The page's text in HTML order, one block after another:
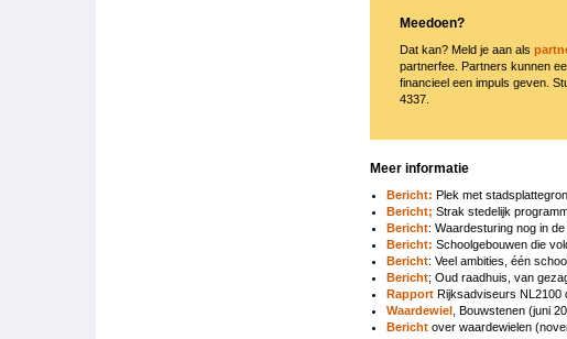
Meedoen?
Dat kan? Meld je aan als
partnerfee. Partners kunnen
financieel een impuls geven.
4337.
Meer informatie
Bericht: Plek met
Bericht; Strak stedelijk
Bericht: Waardesturing nog in
Bericht: Schoolgebouwen die
Bericht: Veel ambities, één
Bericht; Oud raadhuis, van
Rapport Rijksadviseurs NL2100
Waardewiel , Bouwstenen (juni
Bericht over waardewielen